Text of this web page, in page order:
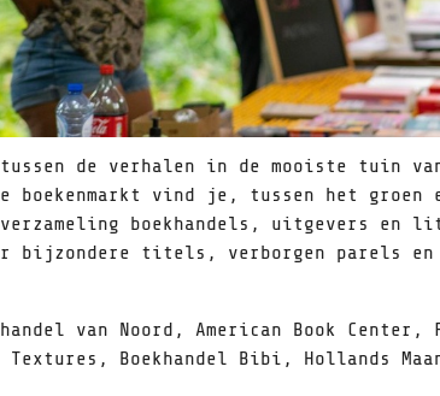
tussen de verhalen in de mooiste tuin
vind je, tussen het groen
verzameling boekhandels, uitgevers
bijzondere titels, verborgen parels en
van Noord, American Book Center,
Boekhandel Bibi, Hollands